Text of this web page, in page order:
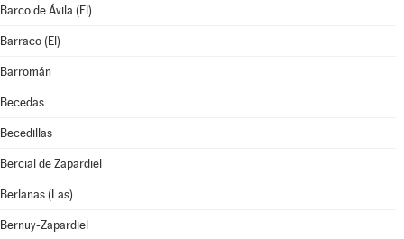
Barco de Ávila (El)
Barraco (El)
Barromán
Becedas
Becedillas
Bercial de Zapardiel
Berlanas (Las)
Bernuy-Zapardiel